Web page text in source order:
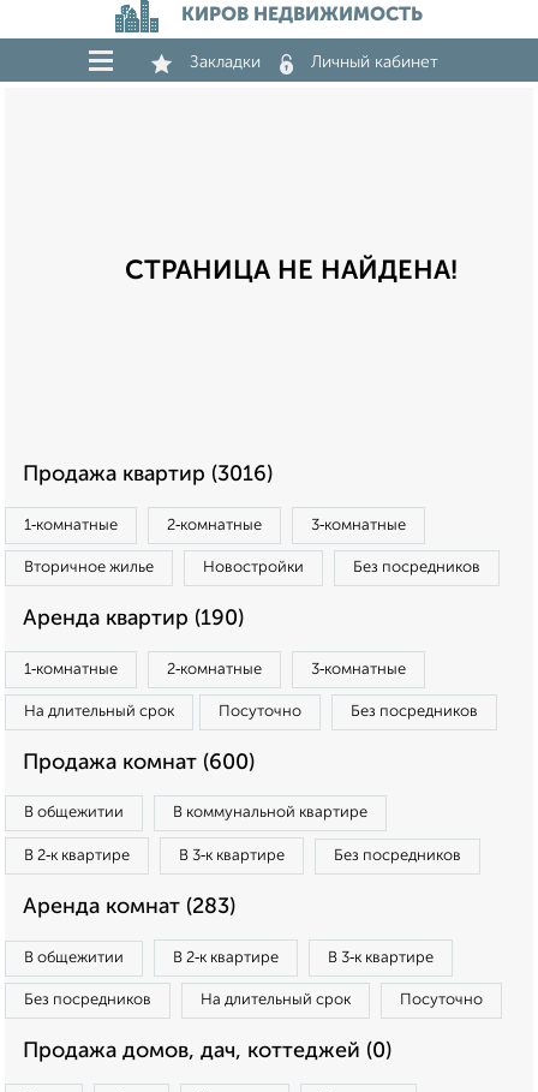
КИРОВ НЕДВИЖИМОСТЬ
Закладки Личный кабинет
СТРАНИЦА НЕ НАЙДЕНА!
Продажа квартир (3016)
1‑комнатные 2‑комнатные 3‑комнатные
Вторичное жилье Новостройки Без посредников
Аренда квартир (190)
1‑комнатные 2‑комнатные 3‑комнатные
На длительный срок Посуточно Без посредников
Продажа комнат (600)
В общежитии В коммунальной квартире
В 2‑к квартире В 3‑к квартире Без посредников
Аренда комнат (283)
В общежитии В 2‑к квартире В 3‑к квартире
Без посредников На длительный срок Посуточно
Продажа домов, дач, коттеджей (0)